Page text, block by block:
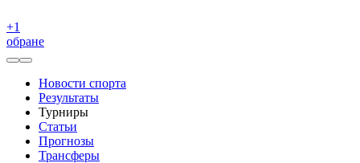
+1
обране
Новости спорта
Результаты
Турниры
Статьи
Прогнозы
Трансферы